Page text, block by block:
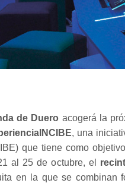
de Duero acogerá la
, una
que tiene como
al 25 de octubre, el
en la que se combinan